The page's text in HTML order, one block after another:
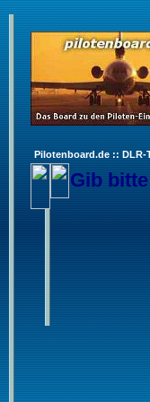
Pilotenboard.de ::
Gib